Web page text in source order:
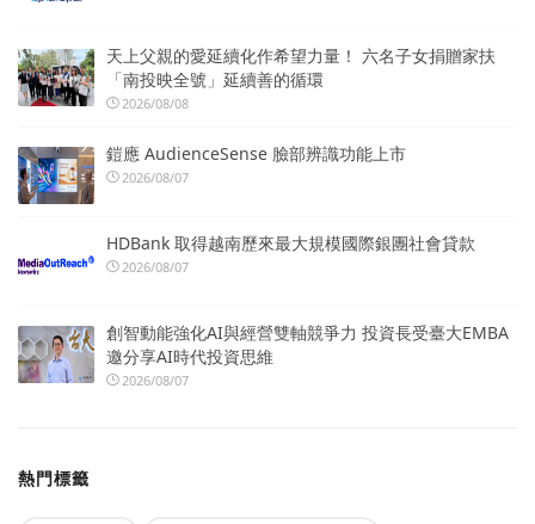
天上父親的愛延續化作希望力量！ 六名子女捐贈家扶
「南投映全號」延續善的循環
2026/08/08
鎧應 AudienceSense 臉部辨識功能上市
2026/08/07
HDBank 取得越南歷來最大規模國際銀團社會貸款
2026/08/07
創智動能強化AI與經營雙軸競爭力 投資長受臺大EMBA
邀分享AI時代投資思維
2026/08/07
熱門標籤